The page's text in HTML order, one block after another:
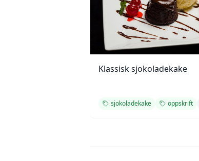
Klassisk sjokoladekake
sjokoladekake oppskrift